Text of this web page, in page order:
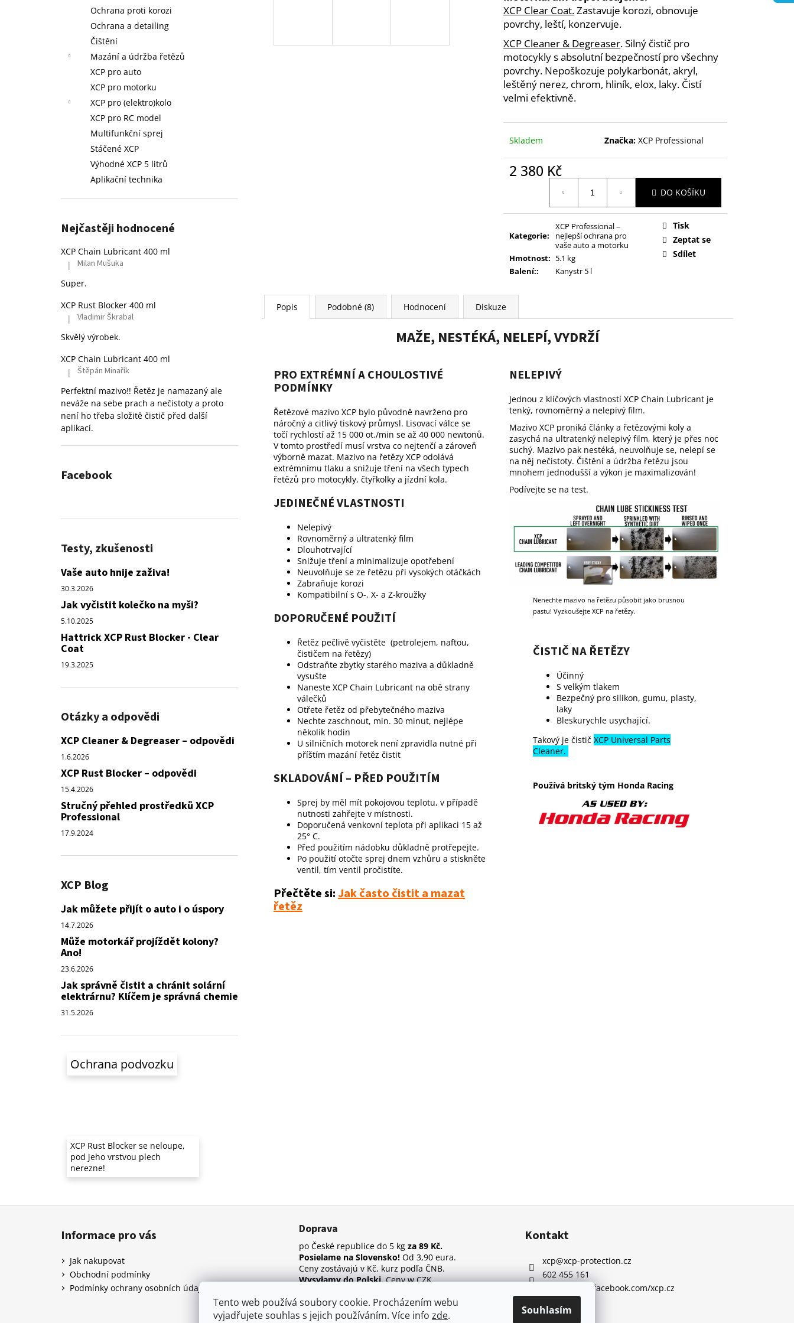
Tento web používá soubory cookie. Procházením webu
vyjadřujete souhlas s jejich používáním. Více info zde. Souhlasím
Ochrana proti korozi
Ochrana a detailing
Čištění
Mazání a údržba řetězů
XCP pro auto
XCP pro motorku
XCP pro (elektro)kolo
XCP pro RC model
Multifunkční sprej
Stáčené XCP
Výhodné XCP 5 litrů
Aplikační technika
Nejčastěji hodnocené
XCP Chain Lubricant 400 ml
Hodnocení produktu je 5 z 5 hvězdiček.
| Milan Mušuka
Super.
XCP Rust Blocker 400 ml
Hodnocení produktu je 5 z 5 hvězdiček.
| Vladimir Škrabal
Skvělý výrobek.
XCP Chain Lubricant 400 ml
Hodnocení produktu je 5 z 5 hvězdiček.
| Štěpán Minařík
Perfektní mazivo!! Řetěz je namazaný ale
neváže na sebe prach a nečistoty a proto
není ho třeba složitě čistič před další
aplikací.
Facebook
Testy, zkušenosti
Vaše auto hnije zaživa!
30.3.2026
Jak vyčistit kolečko na myši?
5.10.2025
Hattrick XCP Rust Blocker - Clear
Coat
19.3.2025
Otázky a odpovědi
XCP Cleaner & Degreaser – odpovědi
1.6.2026
XCP Rust Blocker – odpovědi
15.4.2026
Stručný přehled prostředků XCP
Professional
17.9.2024
XCP Blog
Jak můžete přijít o auto i o úspory
14.7.2026
Může motorkář projíždět kolony?
Ano!
23.6.2026
Jak správně čistit a chránit solární
elektrárnu? Klíčem je správná chemie
31.5.2026
Ochrana podvozku
XCP Rust Blocker se neloupe,
pod jeho vrstvou plech
nerezne!
XCP Clear Coat.Zastavuje korozi, obnovuje
povrchy, leští, konzervuje.
XCP Cleaner & Degreaser. Silný čistič pro
motocykly s absolutní bezpečností pro všechny
povrchy. Nepoškozuje polykarbonát, akryl,
leštěný nerez, chrom, hliník, elox, laky. Čistí
velmi efektivně.
Skladem Značka: XCP Professional
2 380 Kč
DO KOŠÍKU
Kategorie:
XCP Professional –
nejlepší ochrana pro
vaše auto a motorku
Hmotnost: 5.1 kg
Balení:: Kanystr 5 l
Tisk
Zeptat se
Sdílet
M
Popis Podobné (8) Hodnocení Diskuze
MAŽE, NESTÉKÁ, NELEPÍ, VYDRŽÍ
PRO EXTRÉMNÍ A CHOULOSTIVÉ
PODMÍNKY
Řetězové mazivo XCP bylo původně navrženo pro
náročný a citlivý tiskový průmysl. Lisovací válce se
točí rychlostí až 15 000 ot./min se až 40 000 newtonů.
V tomto prostředí musí vrstva co nejtenčí a zároveň
výborně mazat. Mazivo na řetězy XCP odolává
extrémnímu tlaku a snižuje tření na všech typech
řetězů pro motocykly, čtyřkolky a jízdní kola.
JEDINEČNÉ VLASTNOSTI
Nelepivý
Rovnoměrný a ultratenký film
Dlouhotrvající
Snižuje tření a minimalizuje opotřebení
Neuvolňuje se ze řetězu při vysokých otáčkách
Zabraňuje korozi
Kompatibilní s O-, X- a Z-kroužky
DOPORUČENÉ POUŽITÍ
Řetěz pečlivě vyčistěte (petrolejem, naftou,
čističem na řetězy)
Odstraňte zbytky starého maziva a důkladně
vysušte
Naneste XCP Chain Lubricant na obě strany
válečků
Otřete řetěz od přebytečného maziva
Nechte zaschnout, min. 30 minut, nejlépe
několik hodin
U silničních motorek není zpravidla nutné při
příštím mazání řetěz čistit
SKLADOVÁNÍ – PŘED POUŽITÍM
Sprej by měl mít pokojovou teplotu, v případě
nutnosti zahřejte v místnosti.
Doporučená venkovní teplota při aplikaci 15 až
25° C.
Před použitím nádobku důkladně protřepejte.
Po použití otočte sprej dnem vzhůru a stiskněte
ventil, tím ventil pročistíte.
Přečtěte si:Jak často čistit a mazat
řetěz
NELEPIVÝ
Jednou z klíčových vlastností XCP Chain Lubricant je
tenký, rovnoměrný a nelepivý film.
Mazivo XCP proniká články a řetězovými koly a
zasychá na ultratenký nelepivý film, který je přes noc
suchý. Mazivo pak nestéká, neuvolňuje se, nelepí se
na něj nečistoty. Čištění a údržba řetězu jsou
mnohem jednodušší a výkon je maximalizován!
Podívejte se na test.
Nenechte mazivo na řetězu působit jako brusnou
pastu! Vyzkoušejte XCP na řetězy.
ČISTIČ NA ŘETĚZY
Účinný
S velkým tlakem
Bezpečný pro silikon, gumu, plasty,
laky
Bleskurychle usychající.
Takový je čistič XCP Universal Parts
Cleaner.
Používá britský tým Honda Racing
749 Kč
Původně: 758 Kč
Z
Informace pro vás
Jak nakupovat
Obchodní podmínky
Podmínky ochrany osobních údajů
Doprava
po České republice do 5 kg za 89 Kč.
Posielame na Slovensko! Od 3,90 eura.
Ceny zostávajú v Kč, kurz podľa ČNB.
Wysyłamy do Polski.Ceny w CZK.
Kontakt
xcp@xcp-protection.cz
602 455 161
https://www.facebook.com/xcp.cz